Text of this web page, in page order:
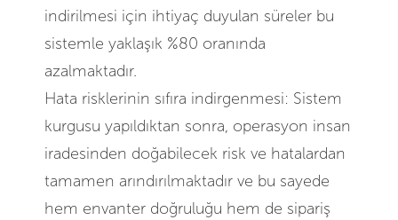
indirilmesi için ihtiyaç duyulan süreler bu
sistemle yaklaşık %80 oranında
azalmaktadır.
Hata risklerinin sıfıra indirgenmesi: Sistem
kurgusu yapıldıktan sonra, operasyon insan
iradesinden doğabilecek risk ve hatalardan
tamamen arındırılmaktadır ve bu sayede
hem envanter doğruluğu hem de sipariş